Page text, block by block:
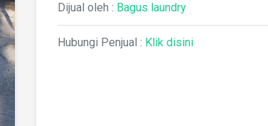
Dijual oleh : Bagus laundry
Hubungi Penjual : Klik disini